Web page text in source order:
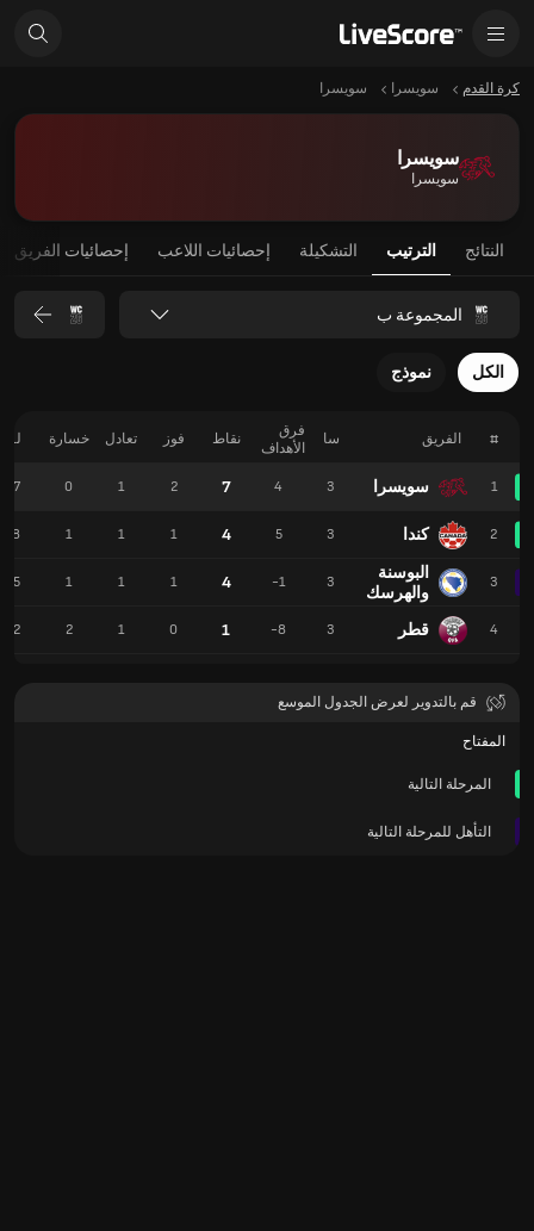
كرة القدم سويسرا سويسرا
سويسرا
سويسرا
النتائج الترتيب التشكيلة إحصائيات اللاعب إحصائيات الفريق
المجموعة ب
الكل نموذج
# الفريق
1 سويسرا
2 كندا
3
البوسنة
والهرسك
4 قطر
سا
فرق
الأهداف
نقاط فوز تعادل خسارة لـ
3
4
7
2
1
0
7
3
5
4
1
1
1
8
3
-1
4
1
1
1
5
3
-8
1
0
1
2
2
قم بالتدوير لعرض الجدول الموسع
المفتاح
المرحلة التالية
التأهل للمرحلة التالية